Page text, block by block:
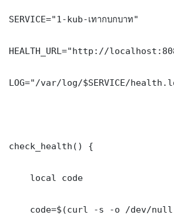
SERVICE="1-kub-เทากบกบาท"
HEALTH_URL="http://
LOG="/var/log/$SERVICE/
check_health() {
    local code
code=$(curl -s -o /dev/